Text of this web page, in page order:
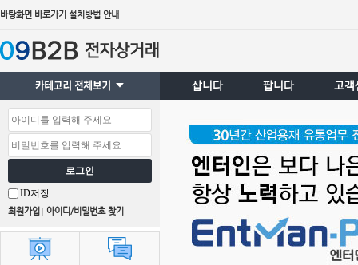
바탕화면 바로가기 설치방법 안내
삽니다 팝니다 고객
로그인
ID저장
회원가입 아이디/비밀번호 찾기